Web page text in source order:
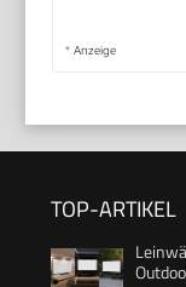
* Anzeige
TOP-ARTIKEL